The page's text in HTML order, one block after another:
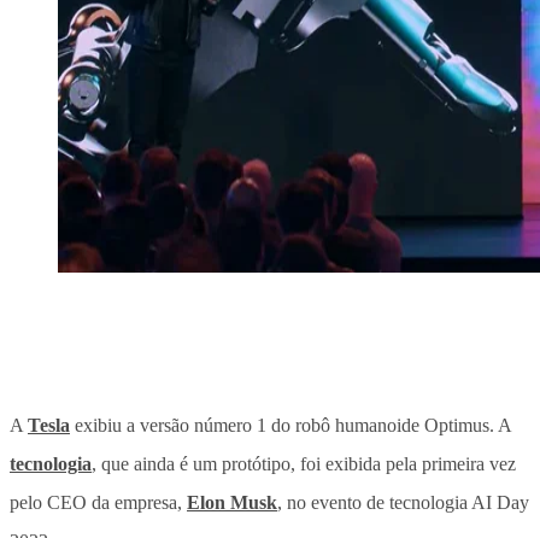
A Tesla exibiu a versão número 1 do robô humanoide Optimus. A
tecnologia, que ainda é um protótipo, foi exibida pela primeira vez
pelo CEO da empresa, Elon Musk, no evento de tecnologia AI Day